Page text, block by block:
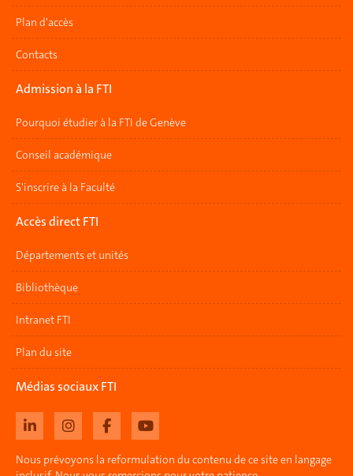
Plan d'accès
Contacts
Admission à la FTI
Pourquoi étudier à la FTI de Genève
Conseil académique
S'inscrire à la Faculté
Accès direct FTI
Départements et unités
Bibliothèque
Intranet FTI
Plan du site
Médias sociaux FTI
Nous prévoyons la reformulation du contenu de ce site en langage